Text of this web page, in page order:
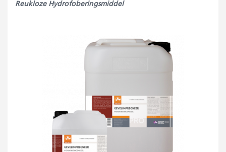
Reukloze Hydrofoberingsmiddel